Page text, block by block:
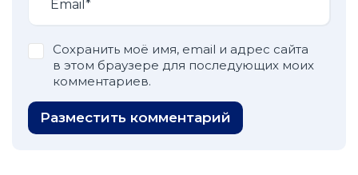
Сохранить моё имя, email и адрес сайта
в этом браузере для последующих моих
комментариев.
Разместить комментарий